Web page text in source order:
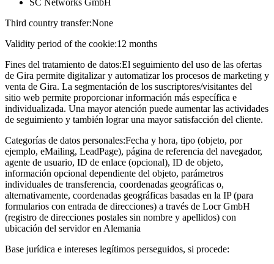
SC Networks GmbH
Third country transfer:None
Validity period of the cookie:12 months
Fines del tratamiento de datos:El seguimiento del uso de las ofertas
de Gira permite digitalizar y automatizar los procesos de marketing y
venta de Gira. La segmentación de los suscriptores/visitantes del
sitio web permite proporcionar información más específica e
individualizada. Una mayor atención puede aumentar las actividades
de seguimiento y también lograr una mayor satisfacción del cliente.
Categorías de datos personales:Fecha y hora, tipo (objeto, por
ejemplo, eMailing, LeadPage), página de referencia del navegador,
agente de usuario, ID de enlace (opcional), ID de objeto,
información opcional dependiente del objeto, parámetros
individuales de transferencia, coordenadas geográficas o,
alternativamente, coordenadas geográficas basadas en la IP (para
formularios con entrada de direcciones) a través de Locr GmbH
(registro de direcciones postales sin nombre y apellidos) con
ubicación del servidor en Alemania
Base jurídica e intereses legítimos perseguidos, si procede: